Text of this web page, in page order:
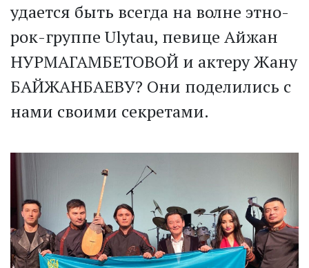
удается быть всегда на волне этно-
рок-группе Ulytau, певице Айжан
НУРМАГАМБЕТОВОЙ и актеру Жану
БАЙЖАНБАЕВУ? Они поделились с
нами своими секретами.